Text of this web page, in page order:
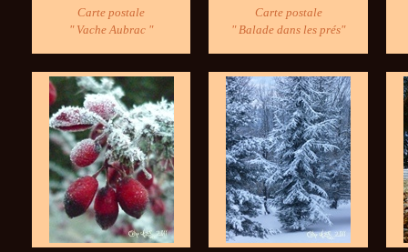
Carte postale
" Vache Aubrac "
Carte postale
" Balade dans les prés"